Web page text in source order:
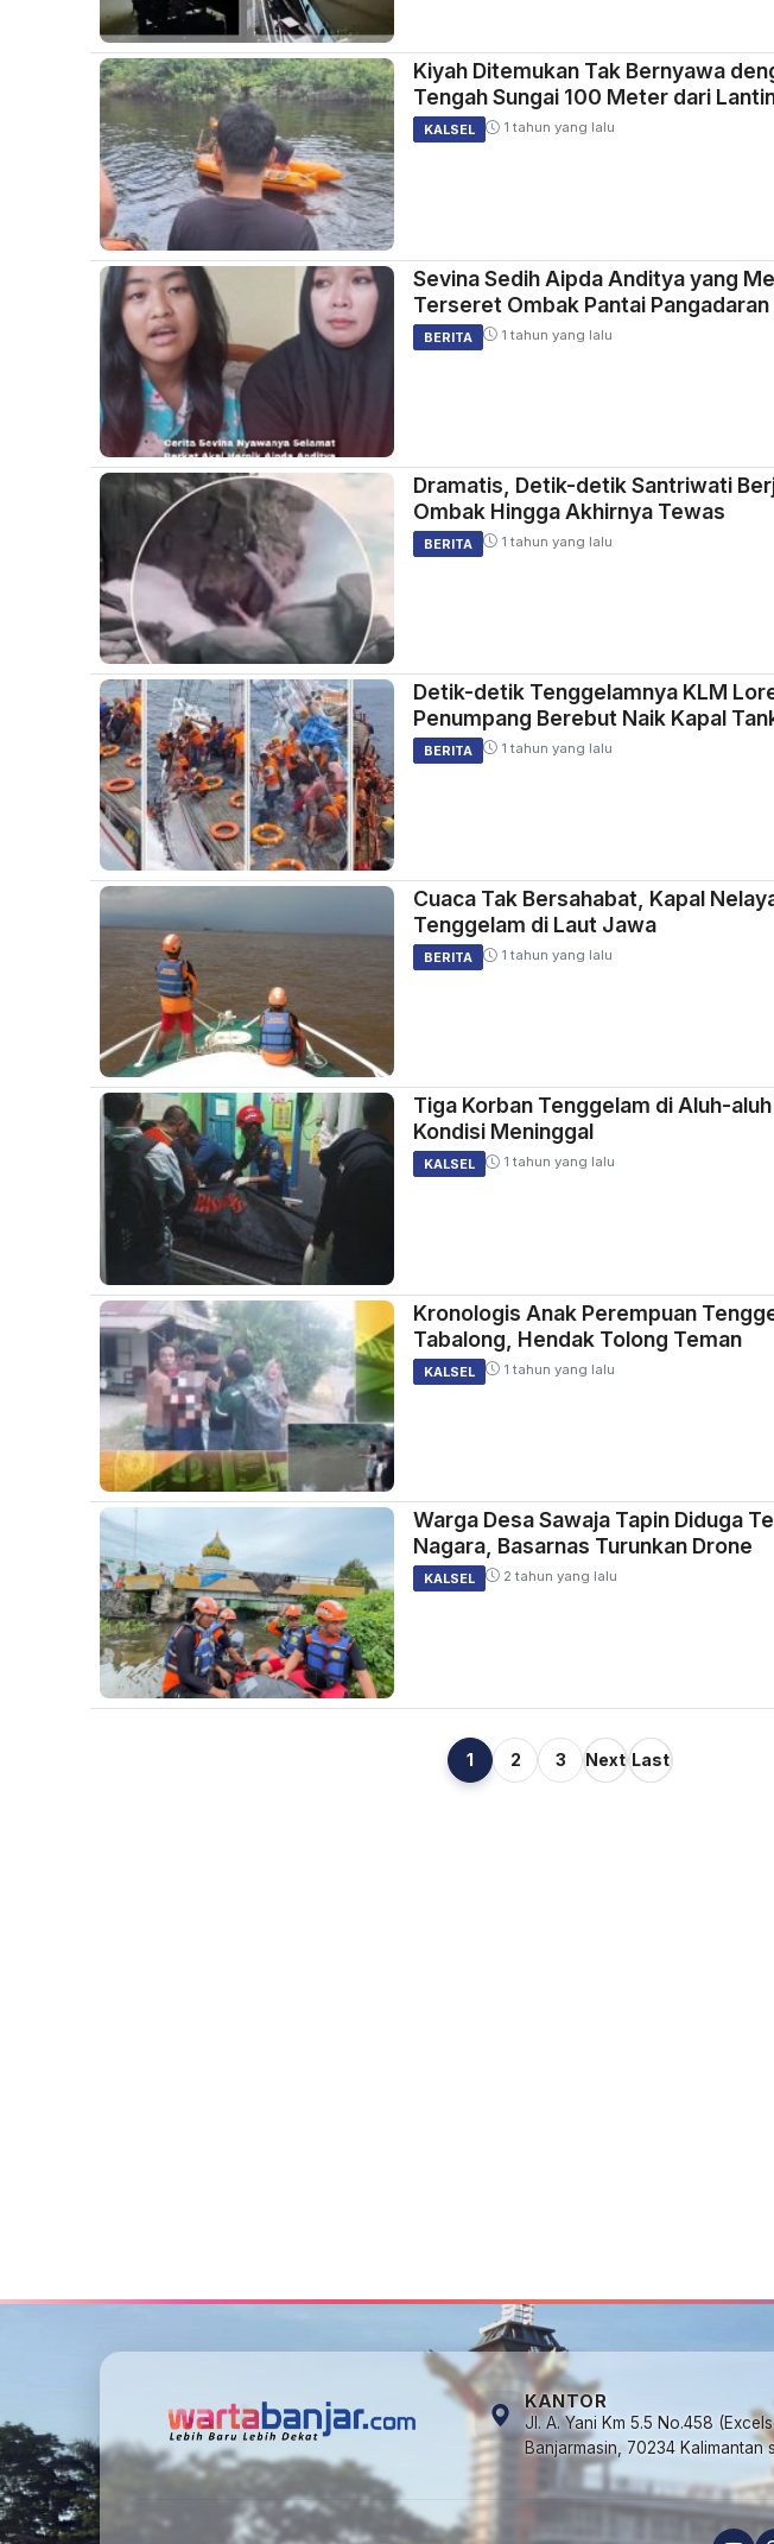
Kiyah Ditemukan Tak Bernyawa
Tengah Sungai 100 Meter dari
KALSEL 1 tahun yang lalu
Sevina Sedih Aipda Anditya yang
Terseret Ombak Pantai
BERITA 1 tahun yang lalu
Dramatis, Detik-detik Santriwati
Ombak Hingga Akhirnya Tewas
BERITA 1 tahun yang lalu
Detik-detik Tenggelamnya KLM
Penumpang Berebut Naik Kapal
BERITA 1 tahun yang lalu
Cuaca Tak Bersahabat, Kapal
Tenggelam di Laut Jawa
BERITA 1 tahun yang lalu
Tiga Korban Tenggelam di Aluh-
Kondisi Meninggal
KALSEL 1 tahun yang lalu
Kronologis Anak Perempuan
Tabalong, Hendak Tolong Teman
KALSEL 1 tahun yang lalu
Warga Desa Sawaja Tapin Diduga
Nagara, Basarnas Turunkan Drone
KALSEL 2 tahun yang lalu
1 2 3 Next Last
KANTOR
Jl. A. Yani Km 5.5 No.458
Banjarmasin, 70234 Kalimantan